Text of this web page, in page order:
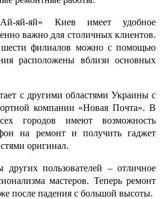
яй-яй» Киев имеет удобное
важно для столичных клиентов.
шести филиалов можно с помощью
расположены вблизи основных
с другими областями Украины с
компании «Новая Почта». В
городов имеют возможность
на ремонт и получить гаджет
оригинал.
других пользователей – отличное
мастеров. Теперь ремонт
после падения с большой высоты.